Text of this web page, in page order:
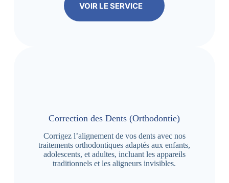
VOIR LE SERVICE
Correction des Dents (Orthodontie)
Corrigez l’alignement de vos dents avec nos
traitements orthodontiques adaptés aux enfants,
adolescents, et adultes, incluant les appareils
traditionnels et les aligneurs invisibles.